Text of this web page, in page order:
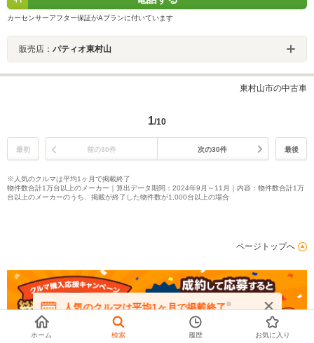
カーセンサーアフター保証がAプランに付いています
販売店： パティオ東村山
東村山市の中古車
1/10
最初 前の30件 次の30件 最後
※人気のクルマは平均1ヶ月で掲載終了
物件数合計1万台以上のメーカー｜算出データ期間：2024年9月～11月｜内容：物件数合計1万
台以上のメーカーのうち、掲載が終了した物件数が1,000台以上の場合
ページトップへ
人気のクルマは平均1ヶ月で掲載終了※
在庫が無くなる前にお問い合わせください
ホーム 検索 履歴 お気に入り